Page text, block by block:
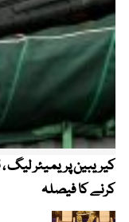
کرنے کا فیصلہ